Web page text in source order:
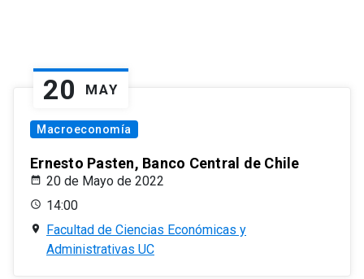
20 MAY
Macroeconomía
Ernesto Pasten, Banco Central de Chile
20 de Mayo de 2022
14:00
Facultad de Ciencias Económicas y
Administrativas UC